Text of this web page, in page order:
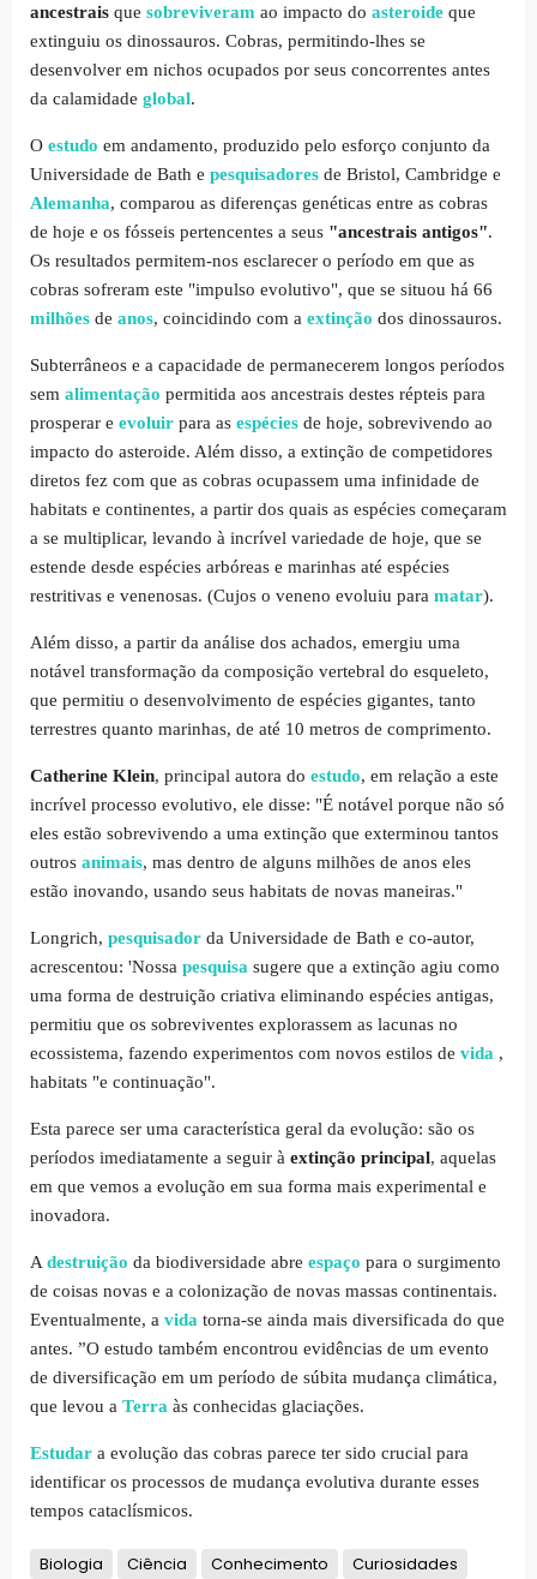
ancestrais que sobreviveram ao impacto do asteroide que
extinguiu os dinossauros. Cobras, permitindo-lhes se
desenvolver em nichos ocupados por seus concorrentes antes
da calamidade global.
O estudo em andamento, produzido pelo esforço conjunto da
Universidade de Bath e pesquisadores de Bristol, Cambridge e
Alemanha, comparou as diferenças genéticas entre as cobras
de hoje e os fósseis pertencentes a seus "ancestrais antigos".
Os resultados permitem-nos esclarecer o período em que as
cobras sofreram este "impulso evolutivo", que se situou há 66
milhões de anos, coincidindo com a extinção dos dinossauros.
Subterrâneos e a capacidade de permanecerem longos períodos
sem alimentação permitida aos ancestrais destes répteis para
prosperar e evoluir para as espécies de hoje, sobrevivendo ao
impacto do asteroide. Além disso, a extinção de competidores
diretos fez com que as cobras ocupassem uma infinidade de
habitats e continentes, a partir dos quais as espécies começaram
a se multiplicar, levando à incrível variedade de hoje, que se
estende desde espécies arbóreas e marinhas até espécies
restritivas e venenosas. (Cujos o veneno evoluiu para matar).
Além disso, a partir da análise dos achados, emergiu uma
notável transformação da composição vertebral do esqueleto,
que permitiu o desenvolvimento de espécies gigantes, tanto
terrestres quanto marinhas, de até 10 metros de comprimento.
Catherine Klein, principal autora do estudo, em relação a este
incrível processo evolutivo, ele disse: "É notável porque não só
eles estão sobrevivendo a uma extinção que exterminou tantos
outros animais, mas dentro de alguns milhões de anos eles
estão inovando, usando seus habitats de novas maneiras."
Longrich, pesquisador da Universidade de Bath e co-autor,
acrescentou: 'Nossa pesquisa sugere que a extinção agiu como
uma forma de destruição criativa eliminando espécies antigas,
permitiu que os sobreviventes explorassem as lacunas no
ecossistema, fazendo experimentos com novos estilos de vida ,
habitats "e continuação".
Esta parece ser uma característica geral da evolução: são os
períodos imediatamente a seguir à extinção principal, aquelas
em que vemos a evolução em sua forma mais experimental e
inovadora.
A destruição da biodiversidade abre espaço para o surgimento
de coisas novas e a colonização de novas massas continentais.
Eventualmente, a vida torna-se ainda mais diversificada do que
antes. ”O estudo também encontrou evidências de um evento
de diversificação em um período de súbita mudança climática,
que levou a Terra às conhecidas glaciações.
Estudar a evolução das cobras parece ter sido crucial para
identificar os processos de mudança evolutiva durante esses
tempos cataclísmicos.
Biologia Ciência Conhecimento Curiosidades